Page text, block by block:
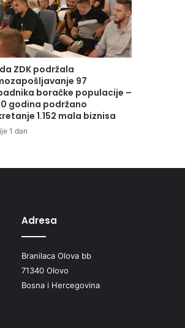
ZDK podržala
97
boračke populacije –
godina podržano
1.152 mala biznisa
1 dan
Adresa
Branilaca Olova bb
71340 Olovo
Bosna i Hercegovina